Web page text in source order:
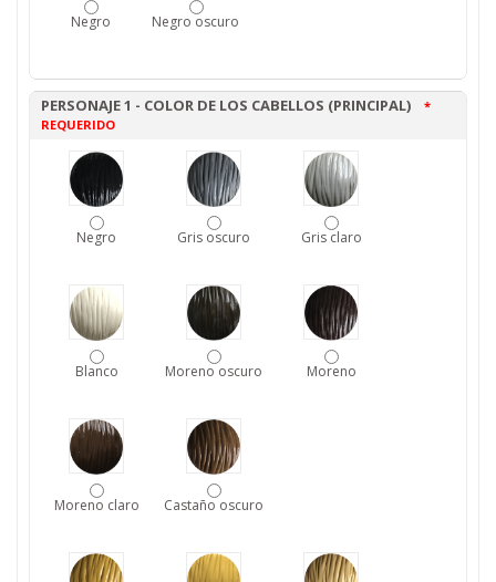
Negro Negro oscuro
PERSONAJE 1 - COLOR DE LOS CABELLOS (PRINCIPAL) *
REQUERIDO
Negro Gris oscuro Gris claro
Blanco Moreno oscuro Moreno
Moreno claro Castaño oscuro